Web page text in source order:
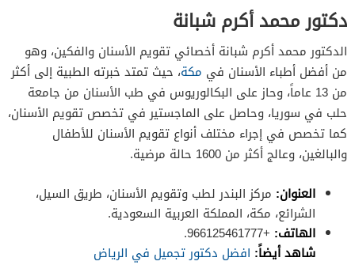
دكتور محمد أكرم شبانة
الدكتور محمد أكرم شبانة أخصائي تقويم الأسنان والفكين، وهو
من أفضل أطباء الأسنان في مكة، حيث تمتد خبرته الطبية إلى أكثر
من 13 عاماً، وحاز على البكالوريوس في طب الأسنان من جامعة
حلب في سوريا، وحاصل على الماجستير في تخصص تقويم الأسنان،
كما تخصص في إجراء مختلف أنواع تقويم الأسنان للأطفال
والبالغين، وعالج أكثر من 1600 حالة مرضية.
العنوان: مركز البندر لطب وتقويم الأسنان، طريق السيل،
الشرائع، مكة، المملكة العربية السعودية.
الهاتف: +966125461777.
شاهد أيضاً: افضل دكتور تجميل في الرياض